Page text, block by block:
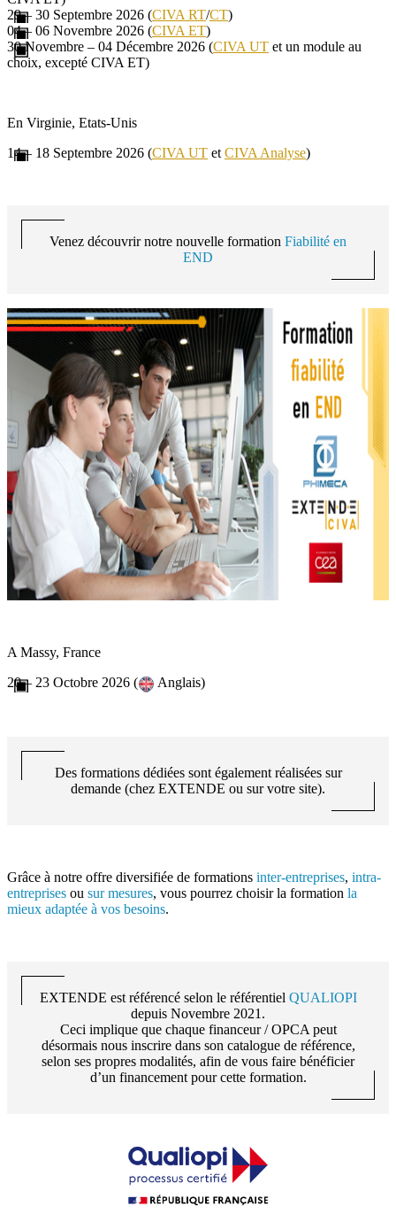
29 – 30 Septembre 2026 (CIVA RT/CT)
04 – 06 Novembre 2026 (CIVA ET)
30 Novembre – 04 Décembre 2026 (CIVA UT et un module au
choix, excepté CIVA ET)
En Virginie, Etats-Unis
14 – 18 Septembre 2026 (CIVA UT et CIVA Analyse)
Venez découvrir notre nouvelle formation Fiabilité en
END
A Massy, France
20 – 23 Octobre 2026 (
Anglais)
Des formations dédiées sont également réalisées sur
demande (chez EXTENDE ou sur votre site).
Grâce à notre offre diversifiée de formations inter-entreprises, intra-
entreprises ou sur mesures, vous pourrez choisir la formation la
mieux adaptée à vos besoins.
EXTENDE est référencé selon le référentiel QUALIOPI
depuis Novembre 2021.
Ceci implique que chaque financeur / OPCA peut
désormais nous inscrire dans son catalogue de référence,
selon ses propres modalités, afin de vous faire bénéficier
d’un financement pour cette formation.